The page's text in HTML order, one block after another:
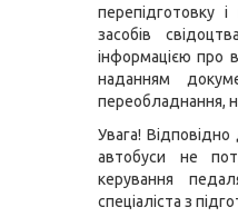
перепідготовку і
засобів
інформацією про
наданням
переобладнання,
Увага!
автобуси не
керування
спеціаліста з